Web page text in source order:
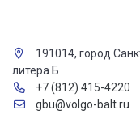
191014, город
литера Б
+7 (812) 415-4220
gbu@volgo-balt.ru